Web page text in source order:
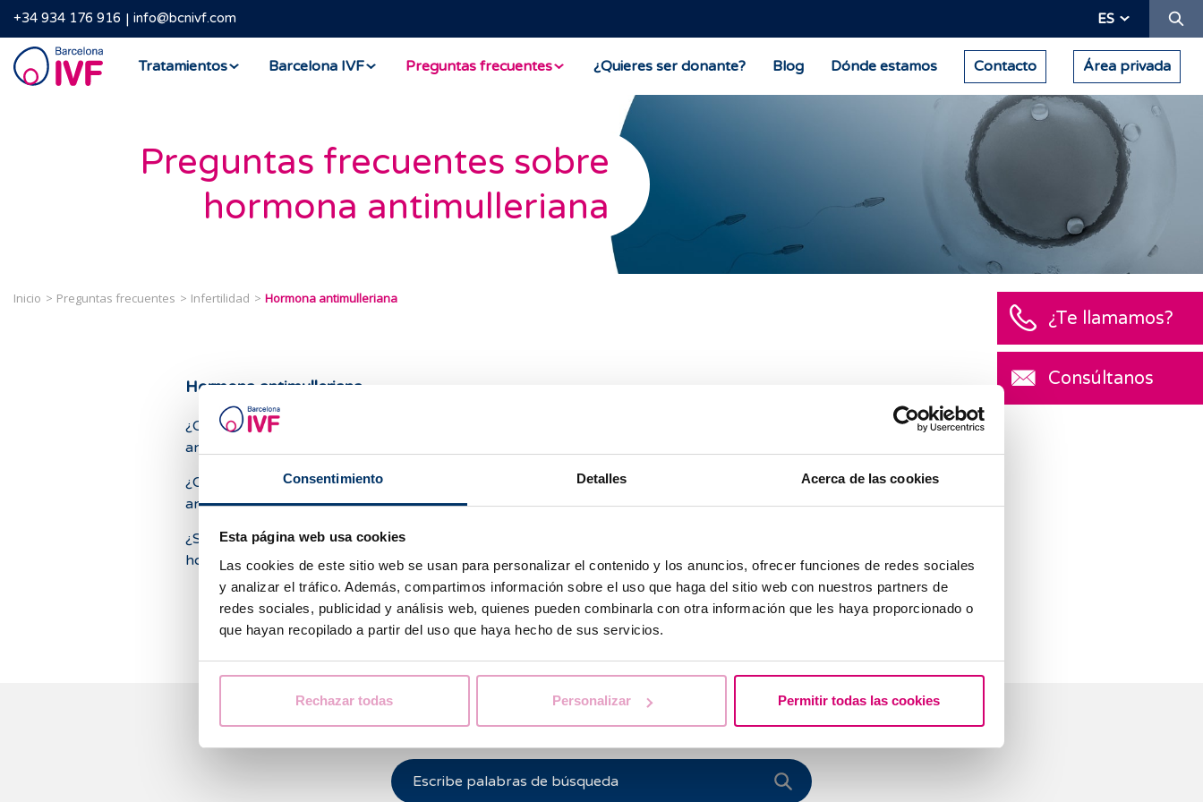
Consentimiento Detalles Acerca de las cookies
Esta página web usa cookies
Las cookies de este sitio web se usan para personalizar el contenido y los anuncios, ofrecer funciones de redes sociales
y analizar el tráfico. Además, compartimos información sobre el uso que haga del sitio web con nuestros partners de
redes sociales, publicidad y análisis web, quienes pueden combinarla con otra información que les haya proporcionado o
que hayan recopilado a partir del uso que haya hecho de sus servicios.
Rechazar todas Personalizar Permitir todas las cookies
+34 934 176 916 info@bcnivf.com ES
Barcelona
IVF
Tratamientos Barcelona IVF Preguntas frecuentes ¿Quieres ser donante? Blog Dónde estamos Contacto Área privada
Preguntas frecuentes sobre
hormona antimulleriana
Inicio Preguntas frecuentes Infertilidad Hormona antimulleriana
Hormona antimulleriana
¿Qué sucede si tengo la hormona
antimulleriana baja?
¿Qué sucede si tengo la hormona
antimulleriana alta?
¿Se pueden mejorar los niveles de
hormona antimulleriana bajos?
Te ayudamos a resolver tus dudas
¿Te llamamos?
Consúltanos